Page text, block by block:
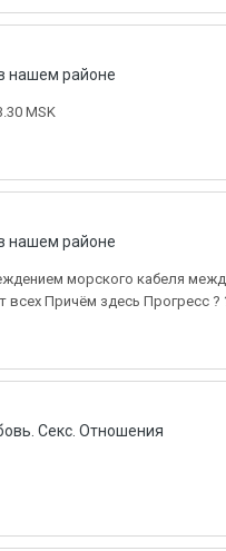
нашем районе
MSK
нашем районе
морского кабеля
всех Причём здесь Прогресс ?
Секс. Отношения